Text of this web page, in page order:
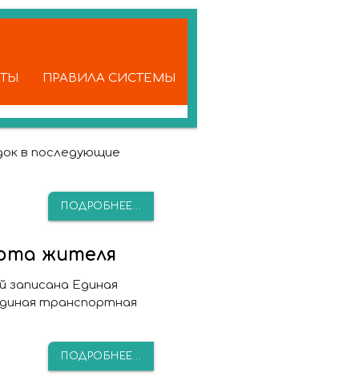
ПРАВИЛА СИСТЕМЫ
в последующие
ПОДРОБНЕЕ...
жителя
записана Единая
транспортная
ПОДРОБНЕЕ...